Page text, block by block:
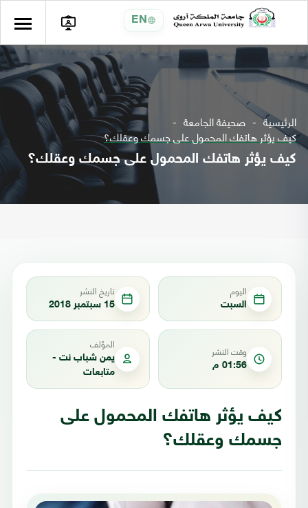
EN
الرئيسية صحيفة الجامعة
كيف يؤثر هاتفك المحمول على جسمك وعقلك؟
كيف يؤثر هاتفك المحمول على جسمك وعقلك؟
اليوم
السبت
تاريخ النشر
15 سبتمبر 2018
وقت النشر
01:56 م
المؤلف
يمن شباب نت -
متابعات
كيف يؤثر هاتفك المحمول على
جسمك وعقلك؟